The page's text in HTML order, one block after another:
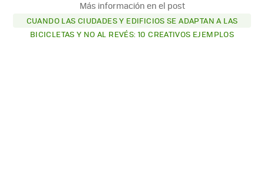
Más información en el post
CUANDO LAS CIUDADES Y EDIFICIOS SE ADAPTAN A LAS
BICICLETAS Y NO AL REVÉS: 10 CREATIVOS EJEMPLOS